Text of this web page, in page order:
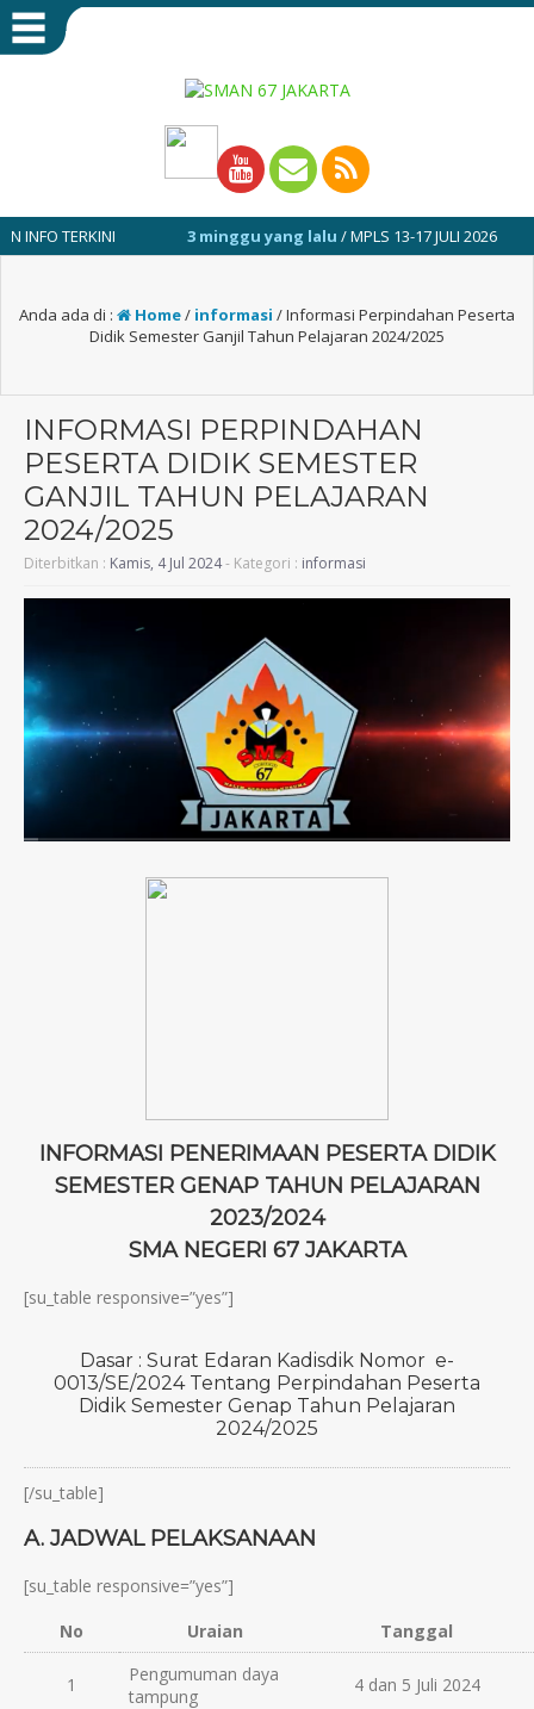
3 minggu yang lalu/ MPLS 13-17 JULI 2026 1
Anda ada di : Home/ informasi /Informasi Perpindahan Peserta
Didik Semester Ganjil Tahun Pelajaran 2024/2025
INFORMASI PERPINDAHAN
PESERTA DIDIK SEMESTER
GANJIL TAHUN PELAJARAN
2024/2025
Diterbitkan : Kamis, 4 Jul 2024- Kategori : informasi
INFORMASI PENERIMAAN PESERTA DIDIK
SEMESTER GENAP TAHUN PELAJARAN
2023/2024
SMA NEGERI 67 JAKARTA
[su_table responsive=”yes”]
Dasar : Surat Edaran Kadisdik Nomor e-
0013/SE/2024 Tentang Perpindahan Peserta
Didik Semester Genap Tahun Pelajaran
2024/2025
[/su_table]
A. JADWAL PELAKSANAAN
[su_table responsive=”yes”]
No
Uraian Tanggal
1
Pengumuman daya
tampung
4 dan 5 Juli 2024